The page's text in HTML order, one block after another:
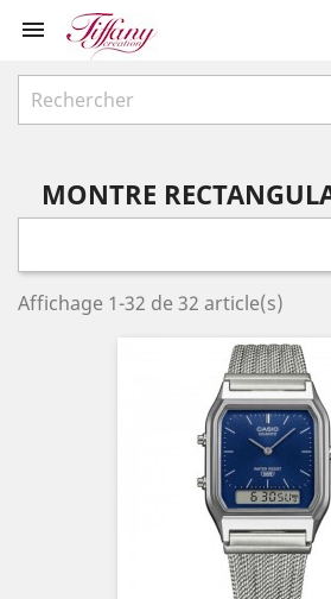

MONTRE
Affichage 1-32 de 32 article(s)